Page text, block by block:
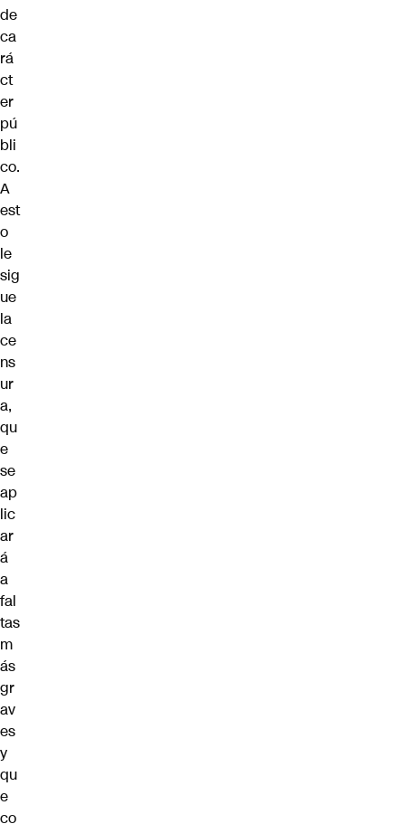
de
ca
rá
ct
er
pú
bli
co.
A
est
o
le
sig
ue
la
ce
ns
ur
a,
qu
e
se
ap
lic
ar
á
a
fal
tas
m
ás
gr
av
es
y
qu
e
co